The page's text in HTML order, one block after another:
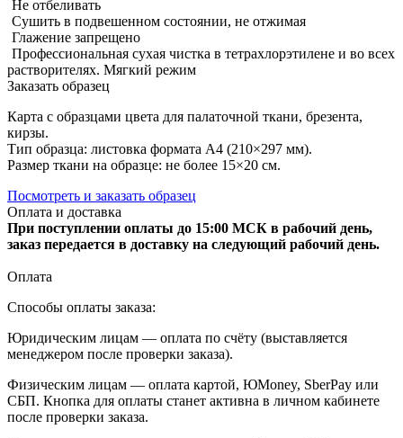
Не отбеливать
Сушить в подвешенном состоянии, не отжимая
Глажение запрещено
Профессиональная сухая чистка в тетрахлорэтилене и во всех
растворителях. Мягкий режим
Заказать образец
Карта с образцами цвета для палаточной ткани, брезента,
кирзы.
Тип образца: листовка формата А4 (210×297 мм).
Размер ткани на образце: не более 15×20 см.
Посмотреть и заказать образец
Оплата и доставка
При поступлении оплаты до 15:00 МСК в рабочий день,
заказ передается в доставку на следующий рабочий день.
Оплата
Способы оплаты заказа:
Юридическим лицам — оплата по счёту (выставляется
менеджером после проверки заказа).
Физическим лицам — оплата картой, ЮMoney, SberPay или
СБП. Кнопка для оплаты станет активна в личном кабинете
после проверки заказа.